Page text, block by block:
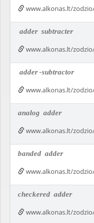
www.alkonas.lt/
adder subtracter
www.alkonas.lt/
adder-subtractor
www.alkonas.lt/
analog adder
www.alkonas.lt/
banded adder
www.alkonas.lt/
checkered adder
www.alkonas.lt/